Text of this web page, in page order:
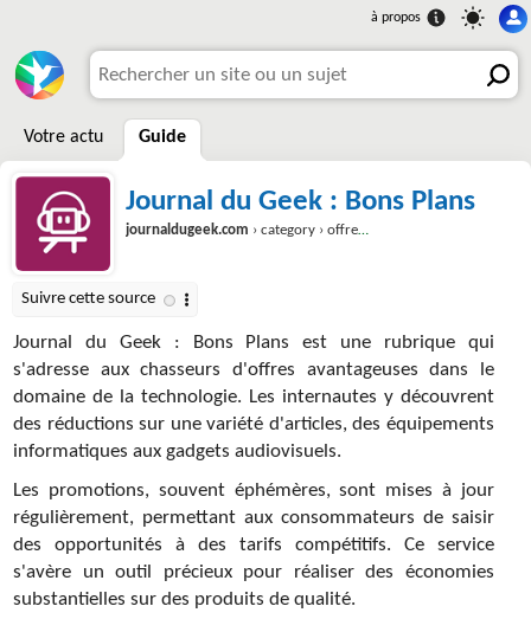
Votre actu Guide
Journal du Geek : Bons Plans
journaldugeek.com › category › offres-bons-plans
Journal du Geek : Bons Plans est une rubrique qui
s'adresse aux chasseurs d'offres avantageuses dans le
domaine de la technologie. Les internautes y découvrent
des réductions sur une variété d'articles, des équipements
informatiques aux gadgets audiovisuels.
Les promotions, souvent éphémères, sont mises à jour
régulièrement, permettant aux consommateurs de saisir
des opportunités à des tarifs compétitifs. Ce service
s'avère un outil précieux pour réaliser des économies
substantielles sur des produits de qualité.